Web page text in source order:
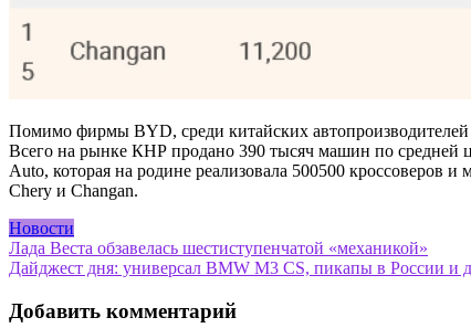
Помимо фирмы BYD, среди китайских
Всего на рынке КНР продано 390 тысяч машин по средней
Auto, которая на родине реализовала 500500 кроссоверов
Chery и Changan.
Новости
Навигация
по
записям
Лада Веста обзавелась шестиступенчатой «механикой»
Дайджест дня: универсал BMW M3 CS, пикапы в России и
Добавить комментарий